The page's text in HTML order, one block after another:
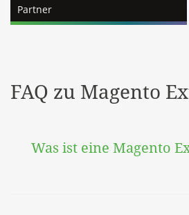
Partner
FAQ zu Magento
Was ist eine Magento